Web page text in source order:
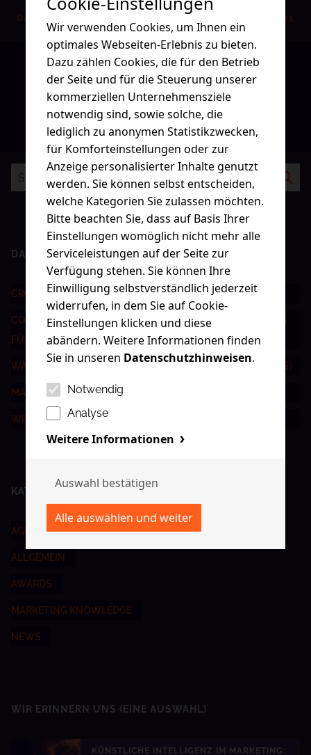
DANIELA 07.01.2025
12Weiter
DAS NEUSTE
CROSSMEDIALE KOMMUNIKATION ALS ERFOLGSFAKTOR
CONTENT-STRATEGIE LEICHT GEMACHT: DIE BESTEN TIPPS
FÜR NACHHALTIGEN ERFOLG
WAS IST DIGITAL ADVERTISING UND WIE FUNKTIONIERT ES?
MARKE VS BRANDING - WAS IST DER UNTERSCHIED?
WIR SIND IM WIRTSCHAFTSFORUM!
KATEGORIEN
AGENTUR
ALLGEMEIN
AWARDS
MARKETING KNOWLEDGE
NEWS
WIR ERINNERN UNS (EINE AUSWAHL)
KÜNSTLICHE INTELLIGENZ IM MARKETING:
Wir verwenden Cookies, um Ihnen ein
optimales Webseiten-Erlebnis zu bieten.
Dazu zählen Cookies, die für den Betrieb
der Seite und für die Steuerung unserer
kommerziellen Unternehmensziele
notwendig sind, sowie solche, die
lediglich zu anonymen Statistikzwecken,
für Komforteinstellungen oder zur
Anzeige personalisierter Inhalte genutzt
werden. Sie können selbst entscheiden,
welche Kategorien Sie zulassen möchten.
Bitte beachten Sie, dass auf Basis Ihrer
Einstellungen womöglich nicht mehr alle
Serviceleistungen auf der Seite zur
Verfügung stehen. Sie können Ihre
Einwilligung selbstverständlich jederzeit
widerrufen, in dem Sie auf Cookie-
Einstellungen klicken und diese
abändern. Weitere Informationen finden
Sie in unseren Datenschutzhinweisen.
Notwendig
Analyse
Weitere Informationen